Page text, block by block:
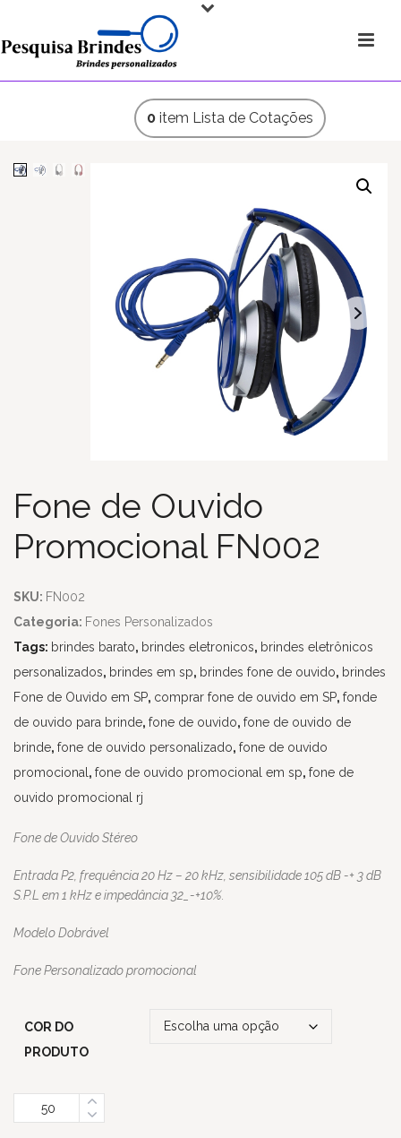
0item Lista de Cotações
Fone de Ouvido
Promocional FN002
SKU: FN002
Categoria: Fones Personalizados
Tags: brindes barato, brindes eletronicos, brindes eletrônicos
personalizados, brindes em sp, brindes fone de ouvido, brindes
Fone de Ouvido em SP, comprar fone de ouvido em SP, fonde
de ouvido para brinde, fone de ouvido, fone de ouvido de
brinde, fone de ouvido personalizado, fone de ouvido
promocional , fone de ouvido promocional em sp, fone de
ouvido promocional rj
Fone de Ouvido Stéreo
Entrada P2, frequência 20 Hz – 20 kHz, sensibilidade 105 dB -+ 3 dB
S.P.L em 1 kHz e impedância 32_-+10%.
ModeloDobrável
Fone Personalizado promocional
COR DO
PRODUTO
Quantidade